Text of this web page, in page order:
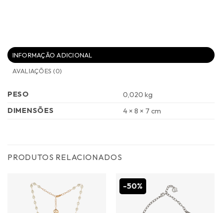
INFORMAÇÃO ADICIONAL
AVALIAÇÕES (0)
PESO
0,020 kg
DIMENSÕES
4 × 8 × 7 cm
PRODUTOS RELACIONADOS
-50%